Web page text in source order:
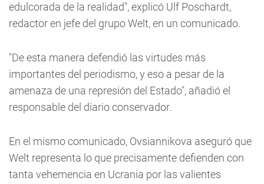
edulcorada de la realidad", explicó Ulf Poschardt,
redactor en jefe del grupo Welt, en un comunicado.
"De esta manera defendió las virtudes más
importantes del periodismo, y eso a pesar de la
amenaza de una represión del Estado", añadió el
responsable del diario conservador.
En el mismo comunicado, Ovsiannikova aseguró que
Welt representa lo que precisamente defienden con
tanta vehemencia en Ucrania por las valientes